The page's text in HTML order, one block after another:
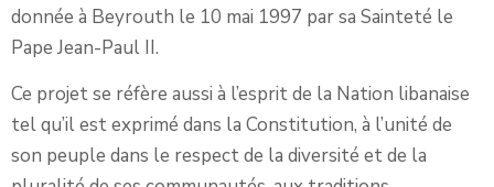
donnée à Beyrouth le 10 mai 1997 par sa Sainteté le
Pape Jean-Paul II.
Ce projet se réfère aussi à l’esprit de la Nation libanaise
tel qu’il est exprimé dans la Constitution, à l’unité de
son peuple dans le respect de la diversité et de la